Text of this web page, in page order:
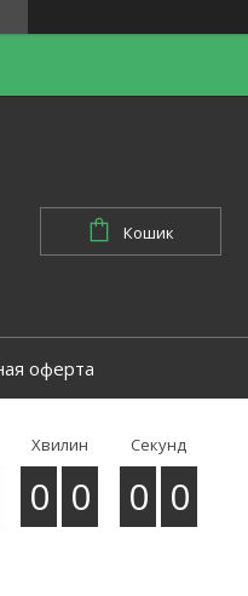
Кошик
оферта
Хвилин
0 0
Секунд
0 0